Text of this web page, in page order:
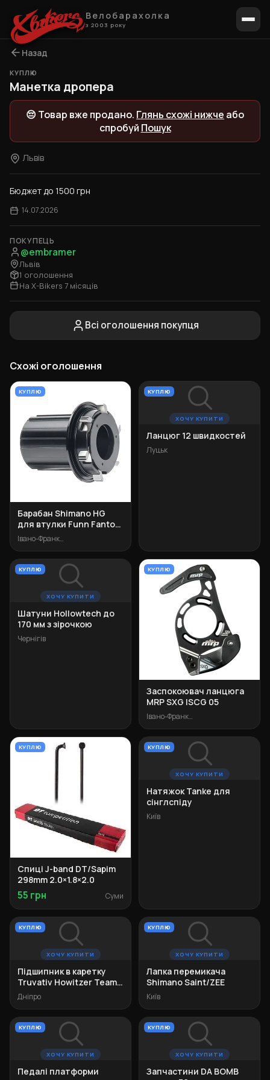
Велобарахолка
з 2003 року
Назад
КУПЛЮ
Манетка дропера
😔 Товар вже продано. Глянь схожі нижче або
спробуй Пошук
Львів
Бюджет до 1500 грн
14.07.2026
ПОКУПЕЦЬ
@embramer
Львів
1 оголошення
На X-Bikers 7 місяців
Всі оголошення покупця
Схожі оголошення
КУПЛЮ
Барабан Shimano HG
для втулки Funn Fantom
102t
Івано-Франківськ
ХОЧУ КУПИТИ
КУПЛЮ
Ланцюг 12 швидкостей
Луцьк
ХОЧУ КУПИТИ
КУПЛЮ
Шатуни Hollowtech до
170 мм з зірочкою
Чернігів
КУПЛЮ
Заспокоювач ланцюга
MRP SXG ISCG 05
Івано-Франківськ
КУПЛЮ
Спиці J-band DT/Sapim
298mm 2.0×1.8×2.0
55 грн Суми
ХОЧУ КУПИТИ
КУПЛЮ
Натяжок Tanke для
сінглспіду
Київ
ХОЧУ КУПИТИ
КУПЛЮ
Підшипник в каретку
Truvativ Howitzer Team
XR 68/73
Дніпро
ХОЧУ КУПИТИ
КУПЛЮ
Лапка перемикача
Shimano Saint/ZEE
Київ
ХОЧУ КУПИТИ
КУПЛЮ
Педалі платформи
ХОЧУ КУПИТИ
КУПЛЮ
Запчастини DA BOMB